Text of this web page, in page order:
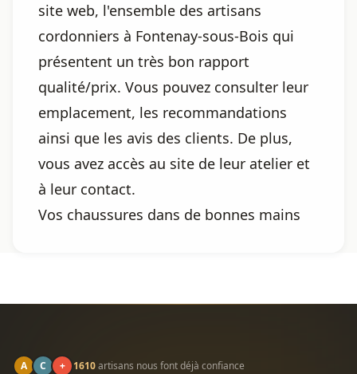
site web, l'ensemble des artisans
cordonniers à Fontenay-sous-Bois qui
présentent un très bon rapport
qualité/prix. Vous pouvez consulter leur
emplacement, les recommandations
ainsi que les avis des clients. De plus,
vous avez accès au site de leur atelier et
à leur contact.
Vos chaussures dans de bonnes mains
A C + 1610artisans nous font déjà confiance